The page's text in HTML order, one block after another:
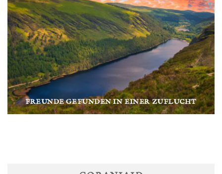
FREUNDE GEFUNDEN IN EINER ZUFLUCHT